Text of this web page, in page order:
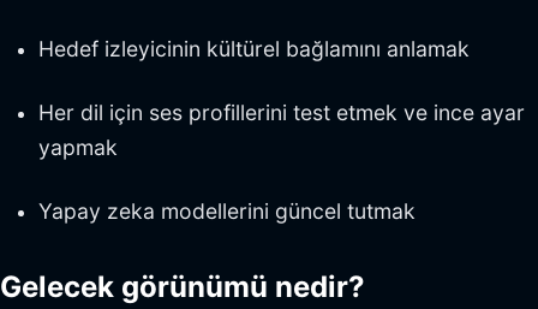
Hedef izleyicinin kültürel bağlamını anlamak
Her dil için ses profillerini test etmek ve ince ayar
yapmak
Yapay zeka modellerini güncel tutmak
Gelecek görünümü nedir?